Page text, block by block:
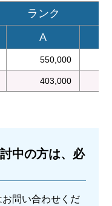
ランク
A
550,000
403,000
中の方は、必
問い合わせくだ